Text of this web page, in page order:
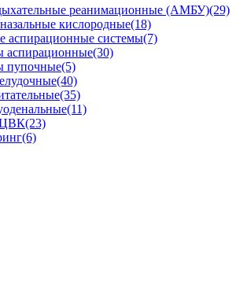
реанимационные (АМБУ)(29)
кислородные(18)
аспирационные системы(7)
аспирационные(30)
пупочные(5)
(40)
(35)
(11)
(23)
(6)